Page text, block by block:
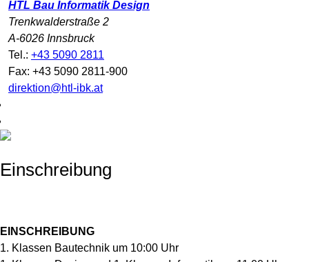
HTL Bau Informatik Design
Trenkwalderstraße 2
A-6026 Innsbruck
Tel.: +43 5090 2811
Fax: +43 5090 2811-900
direktion@htl-ibk.at
Einschreibung
EINSCHREIBUNG
1. Klassen Bautechnik um 10:00 Uhr